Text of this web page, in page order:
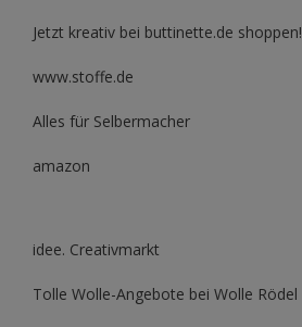
Jetzt kreativ bei buttinette.de shoppen!
www.stoffe.de
Alles für Selbermacher
amazon
idee. Creativmarkt
Tolle Wolle-Angebote bei Wolle Rödel